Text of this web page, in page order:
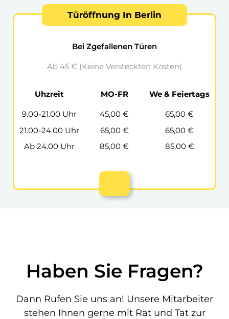
Türöffnung In Berlin
Bei Zgefallenen Türen
Ab 45 € (Keine Versteckten Kosten)
Uhzreit MO-FR We & Feiertags
9.00-21.00 Uhr 45,00 €
65,00 €
21.00-24.00 Uhr
65,00 €
65,00 €
Ab 24.00 Uhr
85,00 € 85,00 €
Haben Sie Fragen?
Dann Rufen Sie uns an! Unsere Mitarbeiter
stehen Ihnen gerne mit Rat und Tat zur